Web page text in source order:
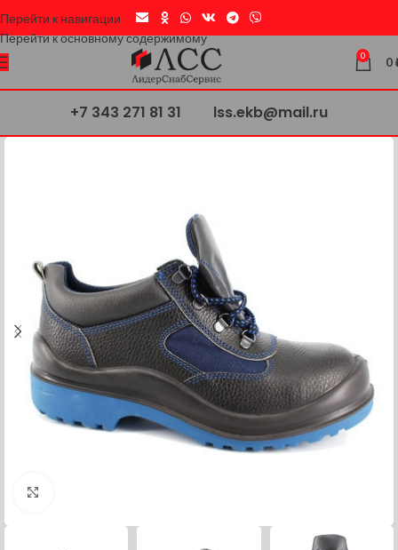
Перейти к навигации
Перейти к основному содержимому
0 0
+7 343 271 81 31 lss.ekb@mail.ru